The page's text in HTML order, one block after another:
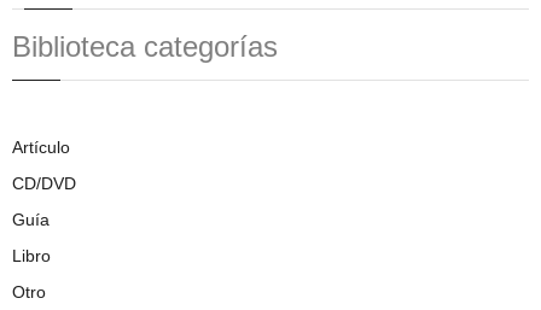
Biblioteca categorías
Artículo
CD/DVD
Guía
Libro
Otro